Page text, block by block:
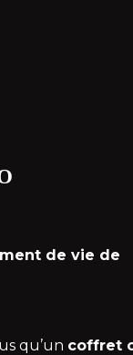
de vie de
qu’un coffret